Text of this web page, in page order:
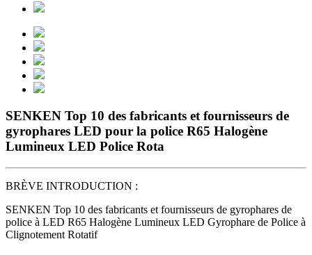
SENKEN Top 10 des fabricants et fournisseurs de
gyrophares LED pour la police R65 Halogène
Lumineux LED Police Rota
BRÈVE INTRODUCTION :
SENKEN Top 10 des fabricants et fournisseurs de gyrophares de
police à LED R65 Halogène Lumineux LED Gyrophare de Police à
Clignotement Rotatif